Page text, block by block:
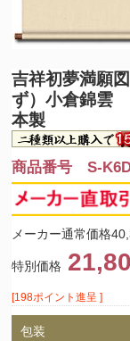
吉祥初夢満願
ず）小倉錦雲
本製
商品番号 S-
メーカー通常価格
特別価格
[198ポイント進呈 ]
包装